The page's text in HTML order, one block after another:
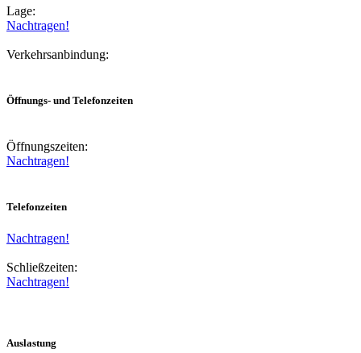
Lage:
Nachtragen!
Verkehrsanbindung:
Öffnungs- und Telefonzeiten
Öffnungszeiten:
Nachtragen!
Telefonzeiten
Nachtragen!
Schließzeiten:
Nachtragen!
Auslastung